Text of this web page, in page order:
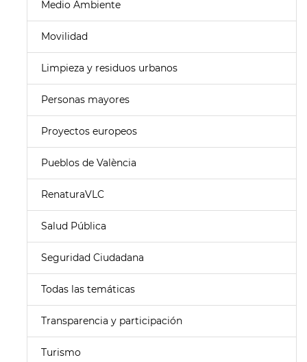
Medio Ambiente
Movilidad
Limpieza y residuos urbanos
Personas mayores
Proyectos europeos
Pueblos de València
RenaturaVLC
Salud Pública
Seguridad Ciudadana
Todas las temáticas
Transparencia y participación
Turismo